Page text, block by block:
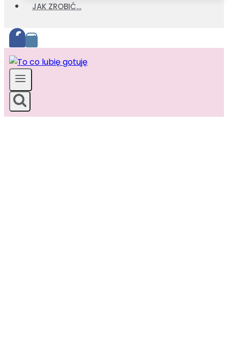
JAK ZROBIĆ…